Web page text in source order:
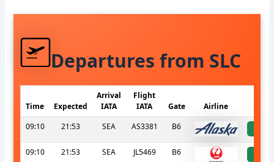
Departures from SLC
Time Expected
Arrival
IATA
Flight
IATA
Gate Airline
09:10
21:53 SEA AS3381 B6
09:10 21:53 SEA JL5469 B6